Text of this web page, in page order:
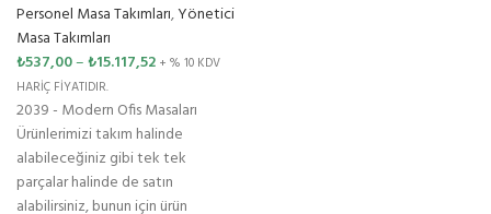
Personel Masa Takımları,Yönetici
Masa Takımları
₺537,00–₺15.117,52 + % 10 KDV
HARİÇ FİYATIDIR.
2039 - Modern Ofis Masaları
Ürünlerimizi takım halinde
alabileceğiniz gibi tek tek
parçalar halinde de satın
alabilirsiniz, bunun için ürün